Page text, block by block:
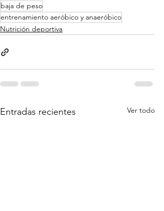
baja de peso
entrenamiento aeróbico y anaeróbico
Nutrición deportiva
Entradas recientes Ver todo